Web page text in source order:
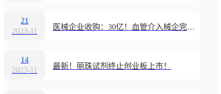
21
2023-11
医械企业收购：30亿！血管介入械企完成收购
14
2023-11
最新！丽珠试剂终止创业板上市！